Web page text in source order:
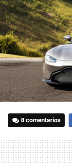
8 comentarios